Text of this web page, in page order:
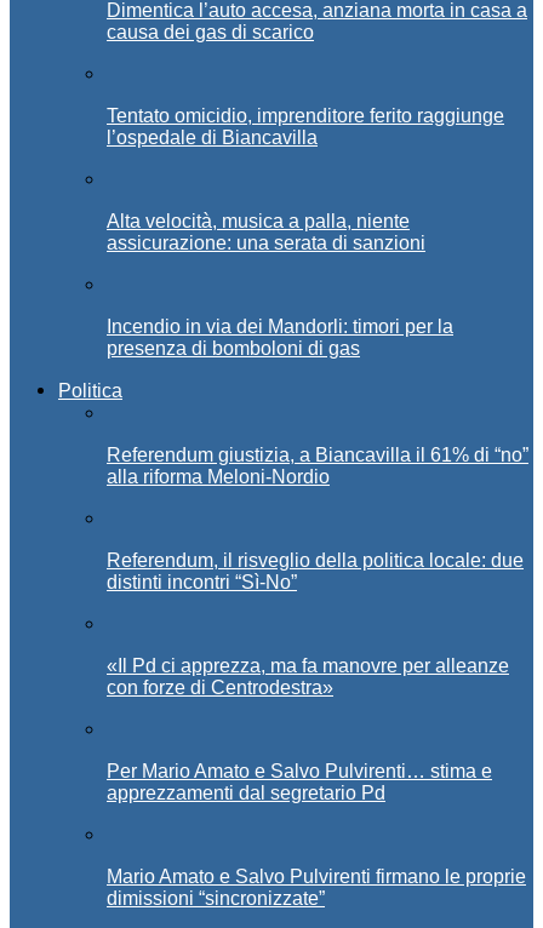
Dimentica l’auto accesa, anziana morta in casa a
causa dei gas di scarico
Tentato omicidio, imprenditore ferito raggiunge
l’ospedale di Biancavilla
Alta velocità, musica a palla, niente
assicurazione: una serata di sanzioni
Incendio in via dei Mandorli: timori per la
presenza di bomboloni di gas
Politica
Referendum giustizia, a Biancavilla il 61% di “no”
alla riforma Meloni-Nordio
Referendum, il risveglio della politica locale: due
distinti incontri “Sì-No”
«Il Pd ci apprezza, ma fa manovre per alleanze
con forze di Centrodestra»
Per Mario Amato e Salvo Pulvirenti… stima e
apprezzamenti dal segretario Pd
Mario Amato e Salvo Pulvirenti firmano le proprie
dimissioni “sincronizzate”